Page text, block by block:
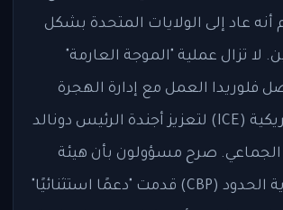
أنه عاد إلى الولايات المتحدة بشكل
لا تزال عملية "الموجة العارمة"
فلوريدا العمل مع إدارة الهجرة
والجمارك الأمريكية (ICE) لتعزيز أجندة الرئيس دونالد
الجماعي. صرح مسؤولون بأن هيئة
الجمارك وحماية الحدود (CBP) قدمت "دعمًا استثنائيًا"